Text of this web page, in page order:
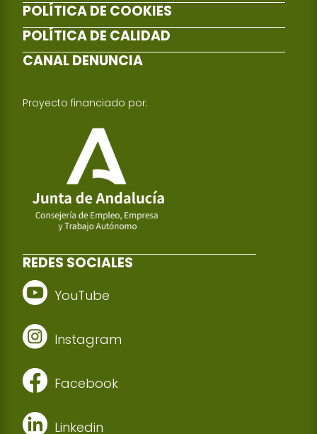
POLÍTICA DE COOKIES
POLÍTICA DE CALIDAD
CANAL DENUNCIA
Proyecto financiado por:
REDES SOCIALES
YouTube
Instagram
Facebook
Linkedin